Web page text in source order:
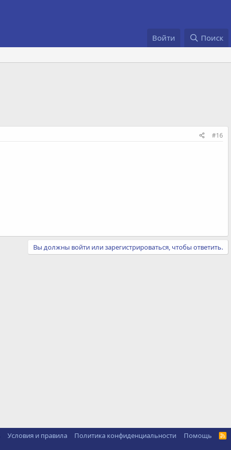
Войти Поиск
#16
Вы должны войти или зарегистрироваться, чтобы ответить.
Условия и правила Политика конфиденциальности Помощь
R